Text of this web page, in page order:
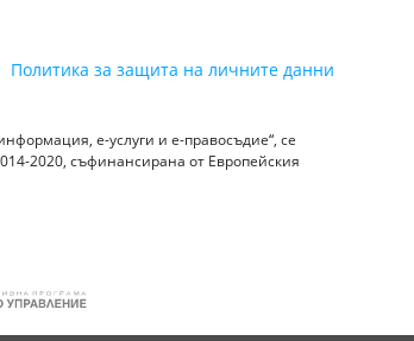
Политика за защита на личните данни
е-услуги и е-правосъдие“, се
2020, съфинансирана от Европейския